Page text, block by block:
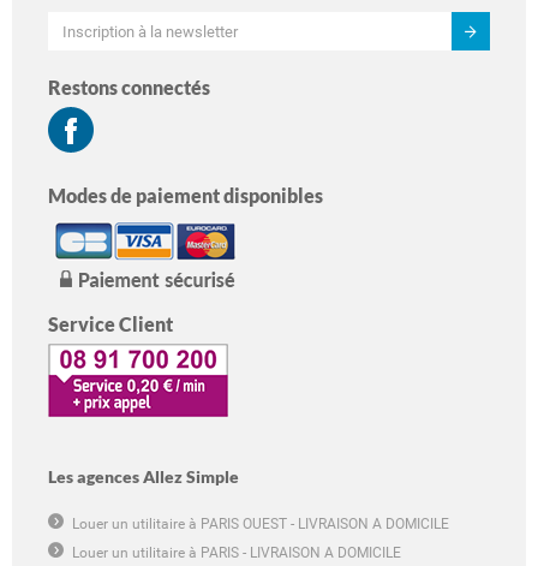
Restons connectés
Modes de paiement disponibles
Service Client
Les agences Allez Simple
Louer un utilitaire à PARIS OUEST - LIVRAISON A DOMICILE
Louer un utilitaire à PARIS - LIVRAISON A DOMICILE